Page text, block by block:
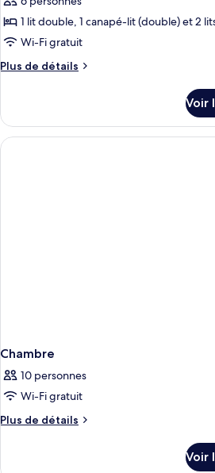
photos
pour
ce
type
de
Appartement,
2
chambres
1 lit double, 1 canapé-lit (double) et 2
Wi-Fi gratuit
Plus de détails
Plus
le
type
de
Voir
Chambre
10 personnes
Wi-Fi gratuit
Plus de détails
Plus
Voir